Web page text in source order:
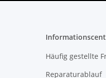
Häufig gestellte
Reparaturablauf